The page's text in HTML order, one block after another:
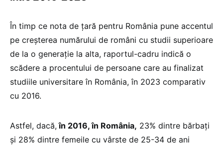
În timp ce nota de țară pentru România pune accentul
pe creșterea numărului de români cu studii superioare
de la o generație la alta, raportul-cadru indică o
scădere a procentului de persoane care au finalizat
studiile universitare în România, în 2023 comparativ
cu 2016.
Astfel, dacă,în 2016, în România, 23% dintre bărbați
și 28% dintre femeile cu vârste de 25-34 de ani